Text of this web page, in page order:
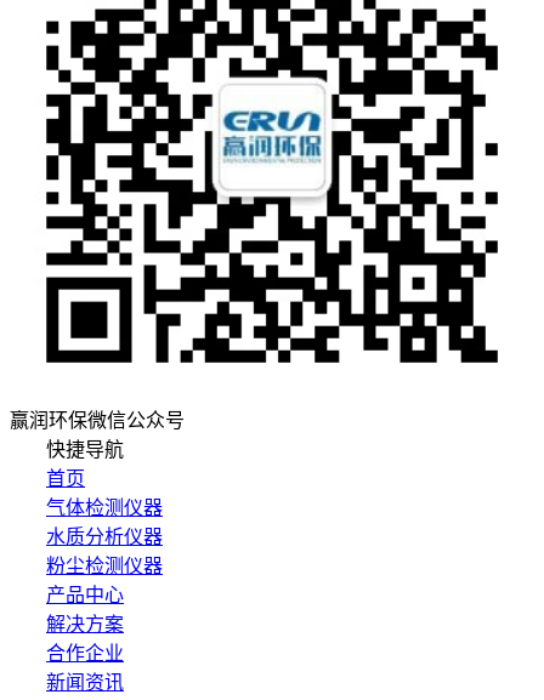
赢润环保微信公众号
快捷导航
首页
气体检测仪器
水质分析仪器
粉尘检测仪器
产品中心
解决方案
合作企业
新闻资讯